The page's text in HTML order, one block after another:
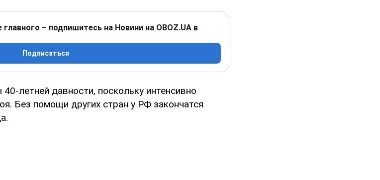
– подпишитесь на Новини на OBOZ.UA в
Подписаться
летней давности, поскольку интенсивно
Без помощи других стран у РФ закончатся